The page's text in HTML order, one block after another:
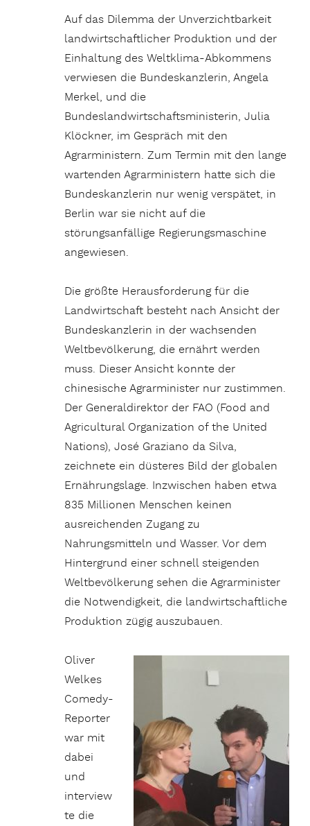
Auf das Dilemma der Unverzichtbarkeit
landwirtschaftlicher Produktion und der
Einhaltung des Weltklima-Abkommens
verwiesen die Bundeskanzlerin, Angela
Merkel, und die
Bundeslandwirtschaftsministerin, Julia
Klöckner, im Gespräch mit den
Agrarministern. Zum Termin mit den lange
wartenden Agrarministern hatte sich die
Bundeskanzlerin nur wenig verspätet, in
Berlin war sie nicht auf die
störungsanfällige Regierungsmaschine
angewiesen.
Die größte Herausforderung für die
Landwirtschaft besteht nach Ansicht der
Bundeskanzlerin in der wachsenden
Weltbevölkerung, die ernährt werden
muss. Dieser Ansicht konnte der
chinesische Agrarminister nur zustimmen.
Der Generaldirektor der FAO (Food and
Agricultural Organization of the United
Nations), José Graziano da Silva,
zeichnete ein düsteres Bild der globalen
Ernährungslage. Inzwischen haben etwa
835 Millionen Menschen keinen
ausreichenden Zugang zu
Nahrungsmitteln und Wasser. Vor dem
Hintergrund einer schnell steigenden
Weltbevölkerung sehen die Agrarminister
die Notwendigkeit, die landwirtschaftliche
Produktion zügig auszubauen.
Oliver
Welkes
Comedy-
Reporter
war mit
dabei
und
interview
te die